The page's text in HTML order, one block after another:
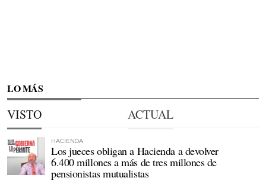
LO MÁS
VISTO ACTUAL
HACIENDA
Los jueces obligan a Hacienda a devolver
6.400 millones a más de tres millones de
pensionistas mutualistas